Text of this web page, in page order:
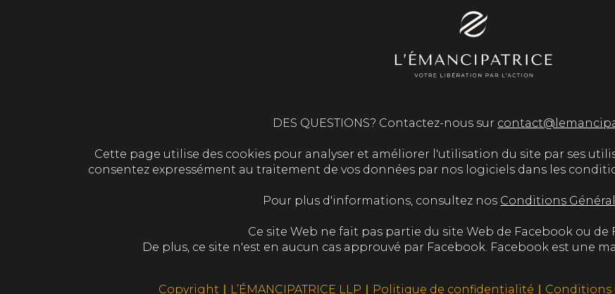
DES QUESTIONS? Contactez-nous sur
Cette page utilise des cookies pour analyser et améliorer l'utilisation du site par ses
consentez expressément au traitement de vos données par nos logiciels dans les
Pour plus d'informations, consultez nos Conditions
Ce site Web ne fait pas partie du site Web de Facebook ou de
De plus, ce site n'est en aucun cas approuvé par Facebook. Facebook est une
Copyright ∣ L’ÉMANCIPATRICE LLP ∣ Politique de confidentialité ∣ Conditions